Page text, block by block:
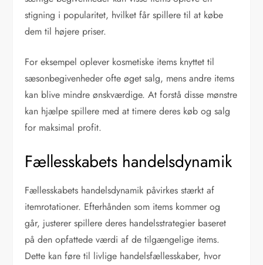
stigning i popularitet, hvilket får spillere til at købe
dem til højere priser.
For eksempel oplever kosmetiske items knyttet til
sæsonbegivenheder ofte øget salg, mens andre items
kan blive mindre ønskværdige. At forstå disse mønstre
kan hjælpe spillere med at timere deres køb og salg
for maksimal profit.
Fællesskabets handelsdynamik
Fællesskabets handelsdynamik påvirkes stærkt af
itemrotationer. Efterhånden som items kommer og
går, justerer spillere deres handelsstrategier baseret
på den opfattede værdi af de tilgængelige items.
Dette kan føre til livlige handelsfællesskaber, hvor